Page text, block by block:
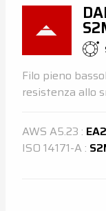
Filo pieno
resistenza allo
AWS A5.23 : EA2
ISO 14171-A :